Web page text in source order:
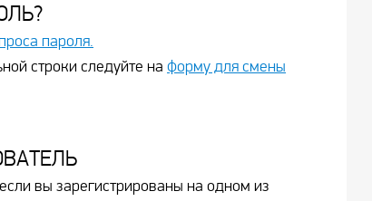
пароля.
строки следуйте на форму для смены
вы зарегистрированы на одном из